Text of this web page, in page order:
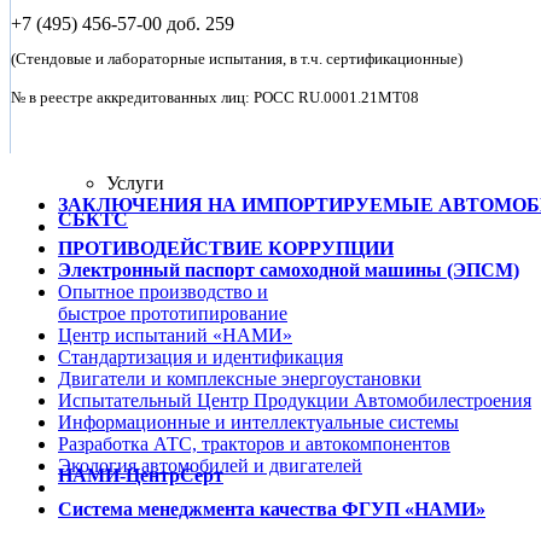
+7 (495) 456-57-00 доб. 259
(Стендовые и лабораторные испытания, в т.ч. сертификационные)
№ в реестре аккредитованных лиц: POCC RU.0001.21MT08
Услуги
ЗАКЛЮЧЕНИЯ НА ИМПОРТИРУЕМЫЕ
СБКТС
ПРОТИВОДЕЙСТВИЕ КОРРУПЦИИ
Электронный паспорт самоходной машины (ЭПСМ)
Опытное производство и
быстрое прототипирование
Центр испытаний «НАМИ»
Стандартизация и идентификация
Двигатели и комплексные энергоустановки
Испытательный Центр Продукции Автомобилестроения
Информационные и интеллектуальные системы
Разработка АТС, тракторов и автокомпонентов
Экологияавтомобилей и двигателей
НАМИ-ЦентрСерт
Система менеджмента качества ФГУП «НАМИ»